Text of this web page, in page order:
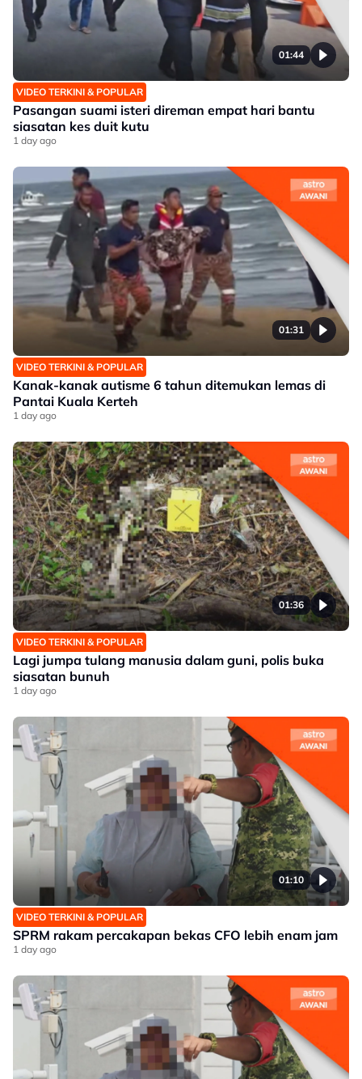
01:44
VIDEO TERKINI & POPULAR
Pasangan suami isteri direman empat hari bantu
siasatan kes duit kutu
1 day ago
01:31
VIDEO TERKINI & POPULAR
Kanak-kanak autisme 6 tahun ditemukan lemas di
Pantai Kuala Kerteh
1 day ago
01:36
VIDEO TERKINI & POPULAR
Lagi jumpa tulang manusia dalam guni, polis buka
siasatan bunuh
1 day ago
01:10
VIDEO TERKINI & POPULAR
SPRM rakam percakapan bekas CFO lebih enam jam
1 day ago